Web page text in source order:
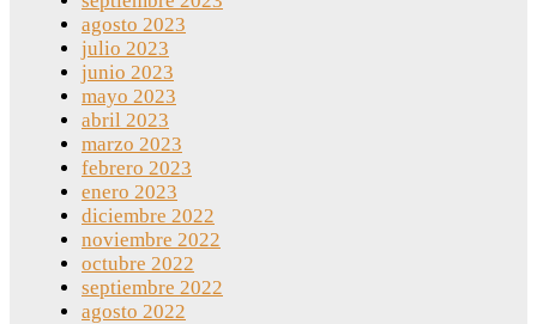
agosto 2023
julio 2023
junio 2023
mayo 2023
abril 2023
marzo 2023
febrero 2023
enero 2023
diciembre 2022
noviembre 2022
octubre 2022
septiembre 2022
agosto 2022